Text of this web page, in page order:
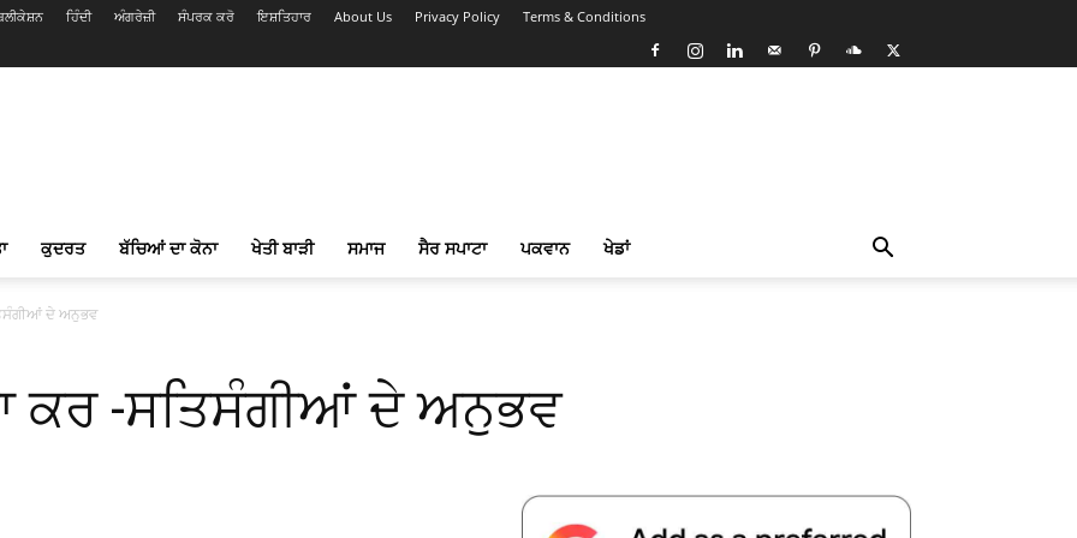
ਹਿੰਦੀ ਅੰਗਰੇਜ਼ੀ ਸੰਪਰਕ ਕਰੋ ਇਸ਼ਤਿਹਾਰ About Us Privacy Policy Terms & Conditions
ਕੁਦਰਤ ਬੱਚਿਆਂ ਦਾ ਕੋਨਾ ਖੇਤੀ ਬਾੜੀ ਸਮਾਜ ਸੈਰ ਸਪਾਟਾ ਪਕਵਾਨ ਖੇਡਾਂ
ਦੇ ਅਨੁਭਵ
ਕਰ -ਸਤਿਸੰਗੀਆਂ ਦੇ ਅਨੁਭਵ